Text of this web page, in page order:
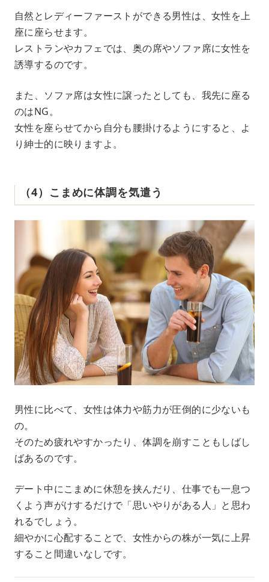
自然とレディーファーストができる男性は、女性を上
座に座らせます。
レストランやカフェでは、奥の席やソファ席に女性を
誘導するのです。
また、ソファ席は女性に譲ったとしても、我先に座る
のはNG。
女性を座らせてから自分も腰掛けるようにすると、よ
り紳士的に映りますよ。
（4）こまめに体調を気遣う
男性に比べて、女性は体力や筋力が圧倒的に少ないも
の。
そのため疲れやすかったり、体調を崩すこともしばし
ばあるのです。
デート中にこまめに休憩を挟んだり、仕事でも一息つ
くよう声がけするだけで「思いやりがある人」と思わ
れるでしょう。
細やかに心配することで、女性からの株が一気に上昇
すること間違いなしです。